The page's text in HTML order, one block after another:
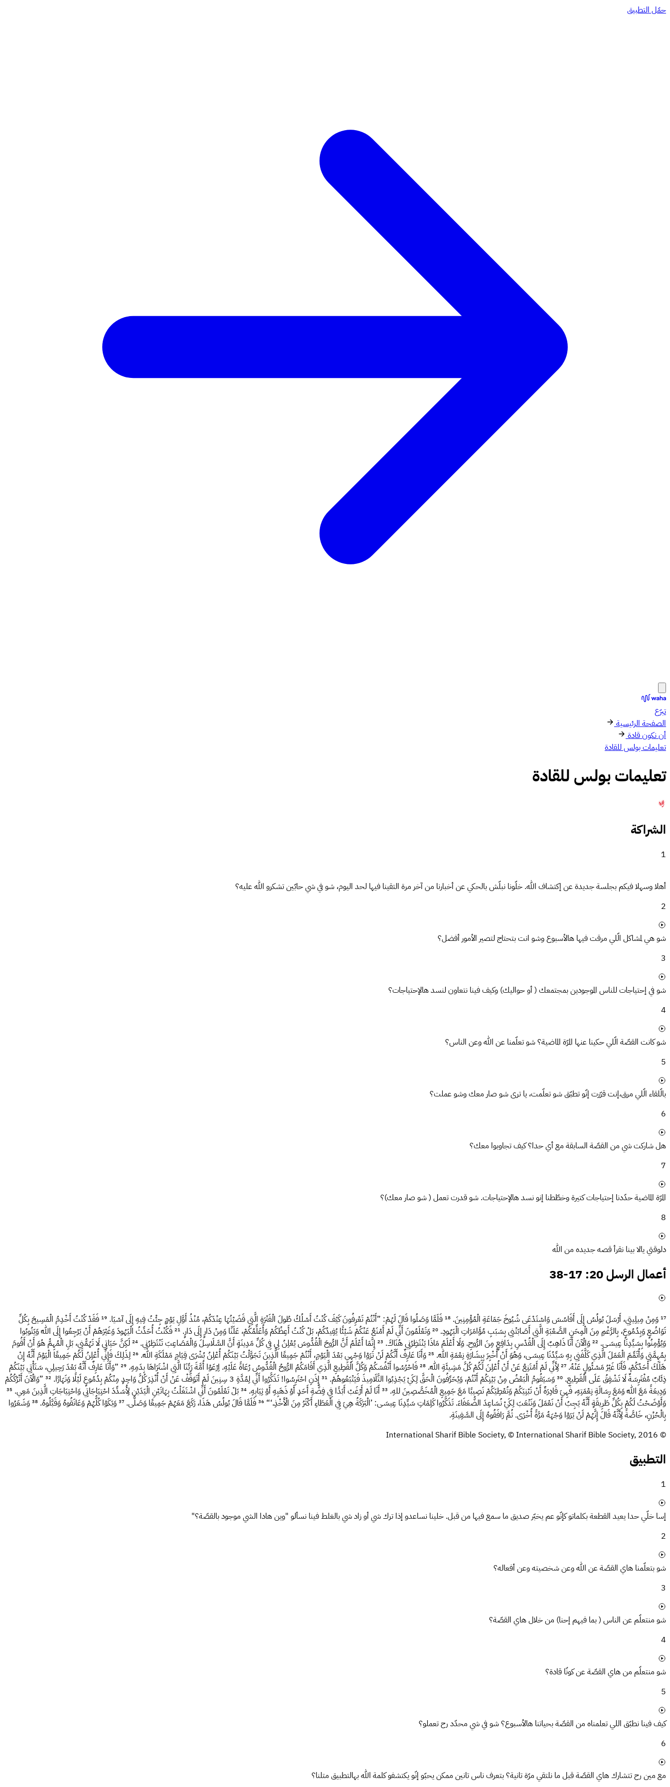
حمّل التطبيق
تبرّع
الصفحة الرئيسية
أن نكون قادة
تعليمات بولس للقادة
تعليمات بولس للقادة
الشراكة
1
أهلا وسهلا فيكم بجلسة جديدة عن إكتشاف الله. خلّونا نبلّش بالحكي عن أخبارنا من آخر مرة التقينا فيها لحد اليوم، شو في شي حابّين تشكرو الله عليه؟
2
شو هي لمشاكل الّلي مرقت فيها هالأسبوع وشو انت بتحتاج لتصير الأمور أفضل؟
3
شو في إحتياجات للناس الموجودين بمجتمعك ( أو حواليك) وكيف فينا نتعاون لنسد هالإحتياجات؟
4
شو كانت القصّة الّلي حكينا عنها المرّة الماضية؟ شو تعلّمنا عن الله وعن الناس؟
5
بالّلقاء الّلي مرق،إنت قرّرت إنّو تطبّق شو تعلّمت، يا ترى شو صار معك وشو عملت؟
6
هل شاركت شي من القصّة السابقة مع أي حدا؟ كيف تجاوبوا معك؟
7
المرّة الماضية حدّدنا إحتياجات كتيرة وخطّطنا إنو نسد هالإحتياجات. شو قدرت تعمل ( شو صار معك)؟
8
دلوقتي يالا بينا نقرأ قصه جديده من الله
أعمال الرسل 20: 17-38
¹⁷وَمِنْ مِيلِيتِي، أَرْسَلَ بُولُسُ إِلَى أَفَاسُسَ وَاسْتَدْعَى شُيُوخَ جَمَاعَةِ الْمُؤْمِنِينَ. ¹⁸فَلَمَّا وَصَلُوا قَالَ لَهُمْ: ”أَنْتُمْ تَعْرِفُونَ كَيْفَ كُنْتُ أَسْلُكُ طُولَ الْفَتْرَةِ الَّتِي قَضَيْتُهَا عِنْدَكُمْ، مُنْذُ أَوَّلِ يَوْمٍ جِئْتُ فِيهِ إِلَى آسْيَا. ¹⁹فَقَدْ كُنْتُ أَخْدِمُ الْمَسِيحَ بِكُلِّ
تَوَاضُعٍ وَبِدُمُوعٍ، بِالرَّغْمِ مِنَ الْمِحَنِ الصَّعْبَةِ الَّتِي أَصَابَتْنِي بِسَبَبِ مُؤَامَرَاتِ الْيَهُودِ. ²⁰وَتَعْلَمُونَ أَنِّي لَمْ أَمْنَعْ عَنْكُمْ شَيْئًا يُفِيدُكُمْ، بَلْ كُنْتُ أَعِظُكُمْ وَأُعَلِّمُكُمْ، عَلَنًا وَمِنْ دَارٍ إِلَى دَارٍ. ²¹فَكُنْتُ أُحَدِّثُ الْيَهُودَ وَغَيْرَهُمْ أَنْ يَرْجِعُوا إِلَى اللهِ وَيَتُوبُوا
وَيُؤْمِنُوا بِسَيِّدِنَا عِيسَـى. ²²وَالْآنَ أَنَا ذَاهِبٌ إِلَى الْقُدْسِ بِدَافِعٍ مِنَ الرُّوحِ. وَلَا أَعْلَمُ مَاذَا يَنْتَظِرُنِي هُنَاكَ. ²³ إِنَّمَا أَعْلَمُ أَنَّ الرُّوحَ الْقُدُّوسَ يُعْلِنُ لِي فِي كُلِّ مَدِينَةٍ أَنَّ السَّلَاسِلَ وَالْمَصَاعِبَ تَنْتَظِرُنِي. ²⁴لَكِنَّ حَيَاتِي لَا تَهُمُّنِي، بَلِ الْمُهِمُّ هُوَ أَنْ أَقُومَ
بِمُهِمَّتِي وَأُتَمِّمَ الْعَمَلَ الَّذِي كَلَّفَنِي بِهِ سَيِّدُنَا عِيسَـى، وَهُوَ أَنْ أُخْبِرَ بِبِشَارَةِ نِعْمَةِ اللهِ. ²⁵وَأَنَا عَارِفٌ أَنَّكُمْ لَنْ تَرَوْا وَجْهِي بَعْدَ الْيَوْمِ، أَنْتُمْ جَمِيعًا الَّذِينَ تَجَوَّلْتُ بَيْنَكُمْ أُعْلِنُ بُشْرَى قِيَامِ مَمْلَكَةِ اللهِ. ²⁶لِذَلِكَ فَإِنِّي أُعْلِنُ لَكُمْ جَمِيعًا الْيَوْمَ أَنَّهُ إِنْ
هَلَكَ أَحَدُكُمْ، فَأَنَا غَيْرُ مَسْئُولٍ عَنْهُ. ²⁷لِأَنِّي لَمْ أَمْتَنِعْ عَنْ أَنْ أُعْلِنَ لَكُمْ كُلَّ مَشِيئَةِ اللهِ. ²⁸فَاحْرُسُوا أَنْفُسَكُمْ وَكُلَّ الْقَطِيعِ الَّذِي أَقَامَكُمُ الرُّوحُ الْقُدُّوسُ رُعَاةً عَلَيْهِ. اِرْعَوْا أُمَّةَ رَبِّنَا الَّتِي اشْتَرَاهَا بِدَمِهِ. ²⁹ ”وَأَنَا عَارِفٌ أَنَّهُ بَعْدَ رَحِيلِي، سَتَأْتِي بَيْنَكُمْ
ذِئَابٌ مُفْتَرِسَةٌ لَا تَشْفِقُ عَلَى الْقَطِيعِ. ³⁰وَسَيَقُومُ الْبَعْضُ مِنْ بَيْنِكُمْ أَنْتُمْ، وَيُحَرِّفُونَ الْحَقَّ لِكَيْ يَجْذِبُوا التَّلَامِيذَ فَيَتْبَعُوهُمْ. ³¹ إِذَنِ احْتَرِسُوا! تَذَكَّرُوا أَنِّي لِمُدَّةِ 3 سِنِينَ لَمْ أَتَوَقَّفْ عَنْ أَنْ أُنْذِرَ كُلَّ وَاحِدٍ مِنْكُمْ بِدُمُوعٍ لَيْلًا وَنَهَارًا. ³² ”وَالْآنَ أَتْرُكُكُمْ
وَدِيعَةً مَعَ اللهِ وَمَعَ رِسَالَةِ نِعْمَتِهِ، فَهِيَ قَادِرَةٌ أَنْ تَبْنِيَكُمْ وَتُعْطِيَكُمْ نَصِيبًا مَعَ جَمِيعِ الْمُخَصَّصِينَ للهِ. ³³أَنَا لَمْ أَرْغَبْ أَبَدًا فِي فِضَّةِ أَحَدٍ أَوْ ذَهَبِهِ أَوْ ثِيَابِهِ. ³⁴بَلْ تَعْلَمُونَ أَنِّي اشْتَغَلْتُ بِهَاتَيْنِ الْيَدَيْنِ لِأُسَدِّدَ احْتِيَاجَاتِي وَاحْتِيَاجَاتِ الَّذِينَ مَعِي. ³⁵
وَأَوْضَحْتُ لَكُمْ بِكُلِّ طَرِيقَةٍ أَنَّهُ يَجِبُ أَنْ نَعْمَلَ وَنَتْعَبَ لِكَيْ نُسَاعِدَ الضُّعَفَاءَ. تَذَكَّرُوا كَلِمَاتِ سَيِّدِنَا عِيسَـى: ’الْبَرَكَةُ هِيَ فِي الْعَطَاءِ أَكْثَرُ مِنَ الْأَخْذِ.‘“ ³⁶فَلَمَّا قَالَ بُولُسُ هَذَا، رَكَعَ مَعَهُمْ جَمِيعًا وَصَلَّى. ³⁷وَبَكَوْا كُلُّهُمْ وَعَانَقُوهُ وَقَبَّلُوهُ. ³⁸وَشَعَرُوا
بِالْحُزْنِ، خَاصَّةً لِأَنَّهُ قَالَ إِنَّهُمْ لَنْ يَرَوْا وَجْهَهُ مَرَّةً أُخْرَى. ثُمَّ رَافَقُوهُ إِلَى السَّفِينَةِ.
© International Sharif Bible Society, © International Sharif Bible Society, 2016
التطبيق
1
إسا خلّي حدا يعيد القطعة بكلماتو كإنّو عم يخبّر صديق ما سمع فيها من قبل. خلينا نساعدو إذا ترك شي أو زاد شي بالغلط فينا نسألو "وين هادا الشي موجود بالقصّة؟"
2
شو بتعلّمنا هاي القصّة عن الله وعن شخصيته وعن أفعاله؟
3
شو منتعلّم عن الناس ( بما فيهم إحنا) من خلال هاي القصّة؟
4
شو منتعلّم من هاي القصّة عن كونّا قادة؟
5
كيف فينا نطبّق اللي تعلمناه من القصّة بحياتنا هالأسبوع؟ شو في شي محدّد رح تعملو؟
6
مع مين رح تتشارك هاي القصّة قبل ما نلتقي مرّة تانية؟ بتعرف ناس تانين ممكن يحبّو إنّو يكتشفو كلمة الله بهالتطبيق متلنا؟